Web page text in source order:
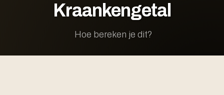
Kraankengetal
Hoe bereken je dit?